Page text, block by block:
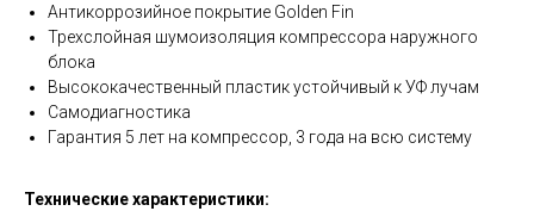
Антикоррозийное покрытие Golden Fin
Трехслойная шумоизоляция компрессора наружного
блока
Высококачественный пластик устойчивый к УФ лучам
Самодиагностика
Гарантия 5 лет на компрессор, 3 года на всю систему
Технические характеристики: